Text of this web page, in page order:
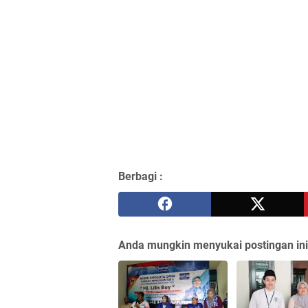
Berbagi :
Anda mungkin menyukai postingan